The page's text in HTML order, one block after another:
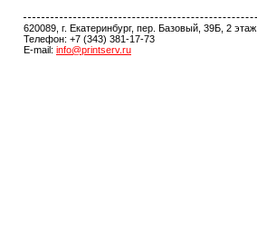
620089, г. Екатеринбург, пер. Базовый, 39Б, 2 этаж
Телефон: +7 (343) 381-17-73
E-mail: info@printserv.ru